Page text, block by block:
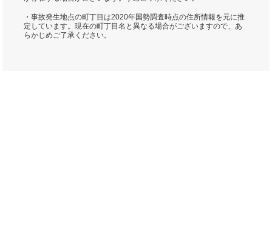
・事故発生地点の町丁目は2020年国勢調査時点の住所情報を元に推
定しています。現在の町丁目名と異なる場合がございますので、あ
らかじめご了承ください。